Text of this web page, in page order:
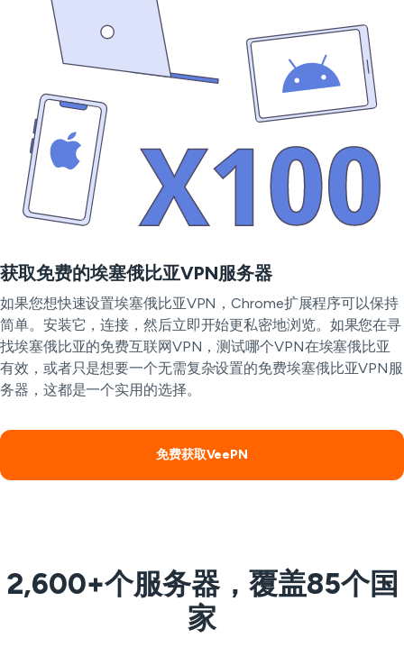
获取免费的埃塞俄比亚VPN服务器
如果您想快速设置埃塞俄比亚VPN，Chrome扩展程序可以保持
简单。安装它，连接，然后立即开始更私密地浏览。如果您在寻
找埃塞俄比亚的免费互联网VPN，测试哪个VPN在埃塞俄比亚
有效，或者只是想要一个无需复杂设置的免费埃塞俄比亚VPN服
务器，这都是一个实用的选择。
免费获取VeePN
2,600+个服务器，覆盖85个国
家